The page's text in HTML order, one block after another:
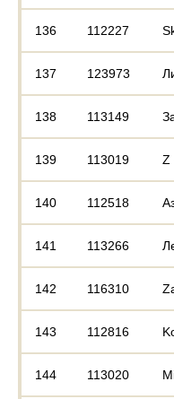
136 112227
137 123973
138 113149
139 113019 Z
140 112518
141 113266
142 116310
143 112816
144 113020